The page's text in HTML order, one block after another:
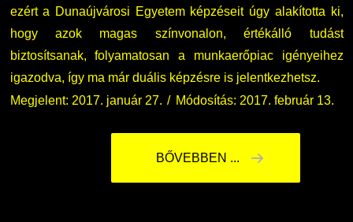
ezért a Dunaújvárosi Egyetem képzéseit úgy alakította ki,
hogy azok magas színvonalon, értékálló tudást
biztosítsanak, folyamatosan a munkaerőpiac igényeihez
igazodva, így ma már duális képzésre is jelentkezhetsz.
Megjelent: 2017. január 27.
Módosítás: 2017. február 13.
BŐVEBBEN ...